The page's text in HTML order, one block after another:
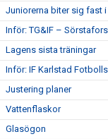
Juniorerna biter sig fast
Inför: TG&IF –
Lagens sista träningar
Inför: IF Karlstad
Justering planer
Vattenflaskor
Glasögon